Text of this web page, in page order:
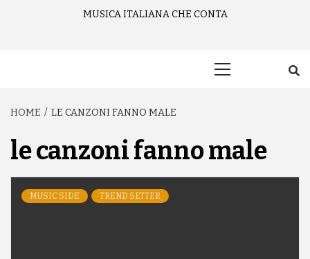
MUSICA ITALIANA CHE CONTA
HOME LE CANZONI FANNO MALE
le canzoni fanno male
MUSIC SIDE TREND SETTER